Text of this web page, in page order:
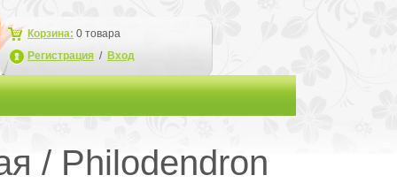
Корзина: 0 товара
Регистрация / Вход
/ Philodendron